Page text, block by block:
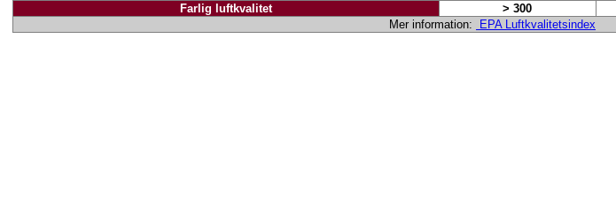
Farlig luftkvalitet > 300
Mer information: EPA Luftkvalitetsindex